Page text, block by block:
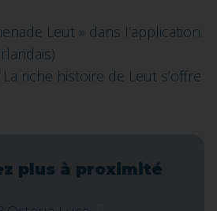
Leut » dans l’application.
riche histoire de Leut s’offre
plus à proximité